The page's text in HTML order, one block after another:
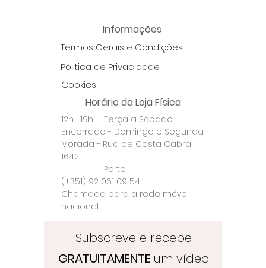
Informações
Termos Gerais e Condições
Politica de Privacidade
Cookies
Horário da Loja Física
12h | 19h - Terça a Sábado
Encerrado - Domingo e Segunda
Morada - Rua de Costa Cabral
1642.
Porto.
(+351) 92 061 09 54
Chamada para a rede móvel
nacional.
Subscreve e recebe
GRATUITAMENTE um vídeo